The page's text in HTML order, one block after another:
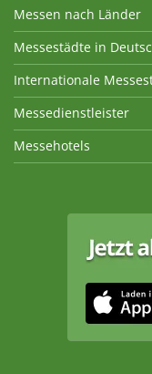
Messen nach Länder
Messestädte in
Internationale
Messedienstleister
Messehotels